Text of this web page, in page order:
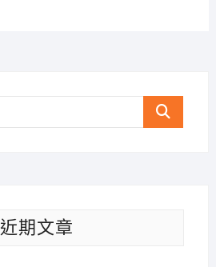
Search
近期文章